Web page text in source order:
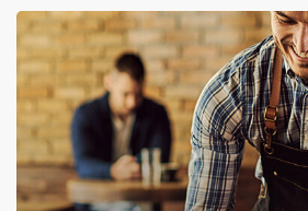
Receita
Secreta
para
o
Sucesso